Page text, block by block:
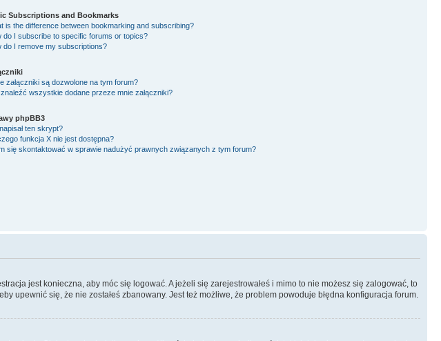
Subscriptions and Bookmarks
is the difference between bookmarking and subscribing?
do I subscribe to specific forums or topics?
do I remove my subscriptions?
załączniki są dozwolone na tym forum?
wszystkie dodane przeze mnie załączniki?
phpBB3
ten skrypt?
funkcja X nie jest dostępna?
się skontaktować w sprawie nadużyć prawnych związanych z tym forum?
jest konieczna, aby móc się logować. A jeżeli się zarejestrowałeś i mimo to nie możesz się zalogować, to
upewnić się, że nie zostałeś zbanowany. Jest też możliwe, że problem powoduje błędna konfiguracja forum.